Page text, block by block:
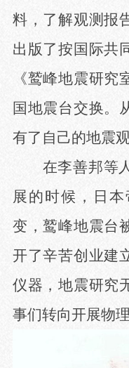
料，了解观测报
出版了按国际共
《鹫峰地震研
国地震台交换。
有了自己的地震观
在李善邦等
展的时候，日
变，鹫峰地震台
开了辛苦创业建
仪器，地震研究
事们转向开展物